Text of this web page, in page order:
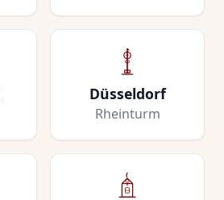
Düsseldorf
Rheinturm